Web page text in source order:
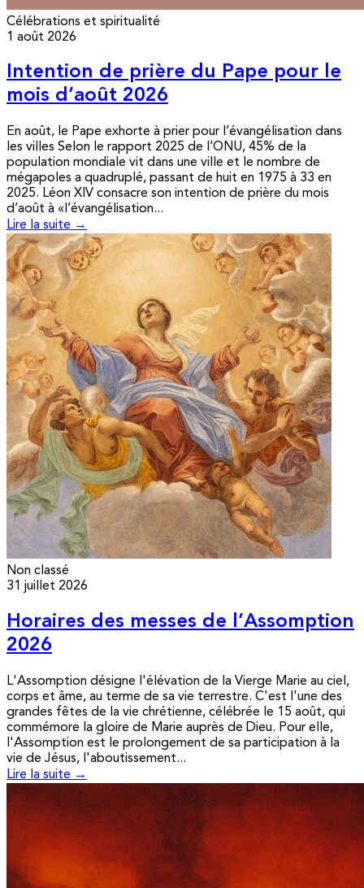
Célébrations et spiritualité
1 août 2026
Intention de prière du Pape pour le
mois d’août 2026
En août, le Pape exhorte à prier pour l’évangélisation dans
les villes Selon le rapport 2025 de l’ONU, 45% de la
population mondiale vit dans une ville et le nombre de
mégapoles a quadruplé, passant de huit en 1975 à 33 en
2025. Léon XIV consacre son intention de prière du mois
d’août à «l’évangélisation...
Lire la suite →
Non classé
31 juillet 2026
Horaires des messes de l’Assomption
2026
L'Assomption désigne l'élévation de la Vierge Marie au ciel,
corps et âme, au terme de sa vie terrestre. C'est l'une des
grandes fêtes de la vie chrétienne, célébrée le 15 août, qui
commémore la gloire de Marie auprès de Dieu. Pour elle,
l'Assomption est le prolongement de sa participation à la
vie de Jésus, l'aboutissement...
Lire la suite →